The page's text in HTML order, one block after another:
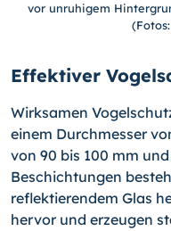
vor unruhigem
Effektiver
Wirksamen
einem Durchmesser
von 90 bis 100 mm
Beschichtungen
reflektierendem Glas
hervor und erzeugen